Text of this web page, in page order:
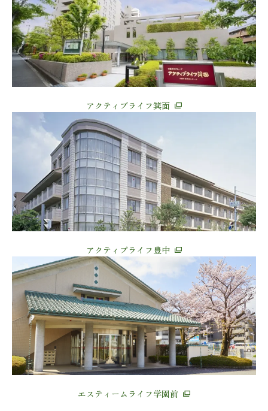
アクティブライフ箕面
アクティブライフ豊中
エスティームライフ学園前